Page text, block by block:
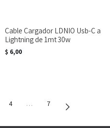
Cable Cargador LDNIO Usb-C a
Lightning de 1mt 30w
$ 6,00
4 … 7